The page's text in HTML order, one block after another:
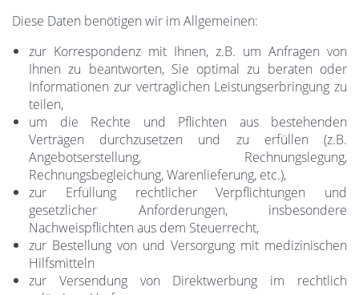
Diese Daten benötigen wir im Allgemeinen:
zur Korrespondenz mit Ihnen, z.B. um Anfragen von
Ihnen zu beantworten, Sie optimal zu beraten oder
Informationen zur vertraglichen Leistungserbringung zu
teilen,
um die Rechte und Pflichten aus bestehenden
Verträgen durchzusetzen und zu erfüllen (z.B.
Angebotserstellung, Rechnungslegung,
Rechnungsbegleichung, Warenlieferung, etc.),
zur Erfüllung rechtlicher Verpflichtungen und
gesetzlicher Anforderungen, insbesondere
Nachweispflichten aus dem Steuerrecht,
zur Bestellung von und Versorgung mit medizinischen
Hilfsmitteln
zur Versendung von Direktwerbung im rechtlich